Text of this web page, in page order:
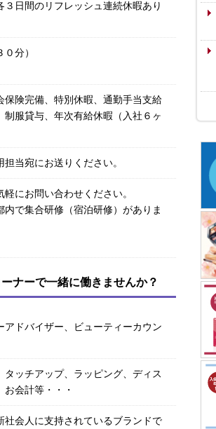
日間のリフレッシュ連続休暇あり
分）
険完備、特別休暇、通勤手当支給
制服貸与、年次有給休暇（入社６ヶ
当宛にお送りください。
にお問い合わせください。
で集合研修（宿泊研修）がありま
ナーで一緒に働きませんか？
ドバイザー、ビューティーカウン
タッチアップ、ラッピング、ディス
会計等・・・
会人に支持されているブランドで